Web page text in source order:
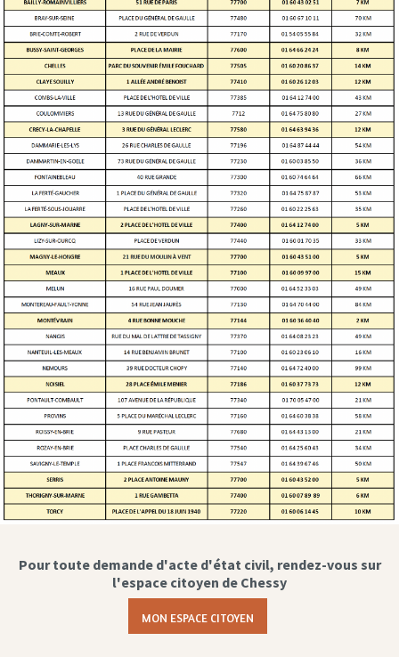
Pour toute demande d'acte d'état civil, rendez-vous sur
l'espace citoyen de Chessy
MON ESPACE CITOYEN